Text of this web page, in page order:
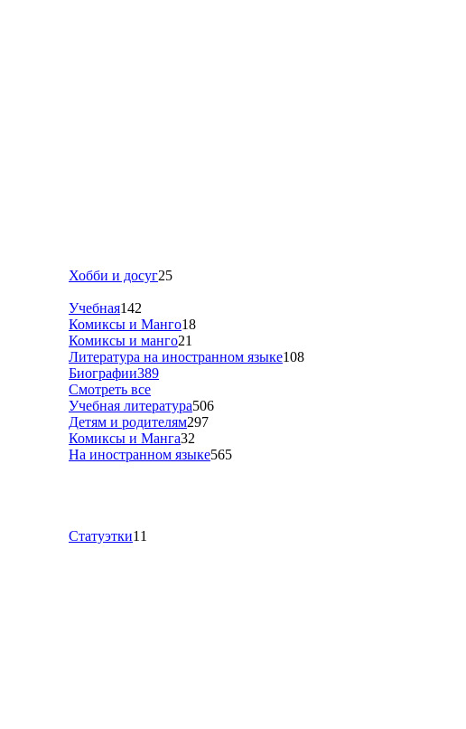
Хобби и досуг25
Учебная142
Комиксы и Манго18
Комиксы и манго21
Литература на иностранном языке108
Биографии389
Смотреть все
Учебная литература506
Детям и родителям297
Комиксы и Манга32
На иностранном языке565
Статуэтки11